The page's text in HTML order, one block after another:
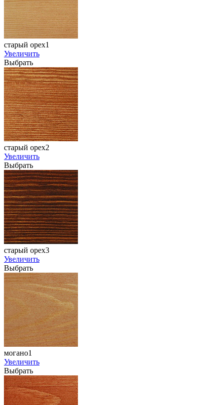
старый орех1
Увеличить
Выбрать
старый орех2
Увеличить
Выбрать
старый орех3
Увеличить
Выбрать
могано1
Увеличить
Выбрать